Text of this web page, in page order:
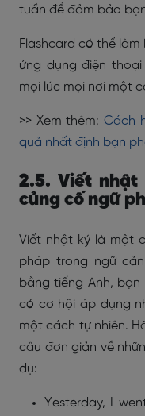
tuần để đảm bảo
Flashcard có thể
ứng dụng điện
mọi lúc mọi nơi một
>> Xem thêm: Cách
quả nhất định bạn
2.5. Viết
củng cố ngữ
Viết nhật ký là một
pháp trong ngữ
bằng tiếng Anh,
có cơ hội áp dụng
một cách tự nhiên.
câu đơn giản về
dụ:
Yesterday, I